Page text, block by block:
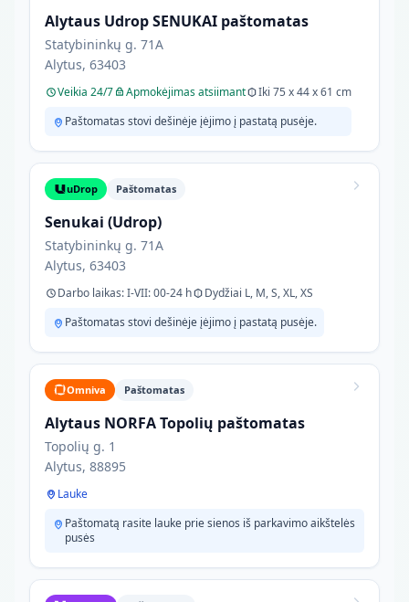
Alytaus Udrop SENUKAI paštomatas
Statybininkų g. 71A
Alytus, 63403
Veikia 24/7 Apmokėjimas atsiimant
Iki 75 x 44 x 61 cm
Paštomatas stovi dešinėje įėjimo į pastatą pusėje.
uDrop Paštomatas
Senukai (Udrop)
Statybininkų g. 71A
Alytus, 63403
Darbo laikas: I-VII: 00-24 h
Dydžiai L, M, S, XL, XS
Paštomatas stovi dešinėje įėjimo į pastatą pusėje.
Omniva Paštomatas
Alytaus NORFA Topolių paštomatas
Topolių g. 1
Alytus, 88895
Lauke
Paštomatą rasite lauke prie sienos iš parkavimo aikštelės
pusės